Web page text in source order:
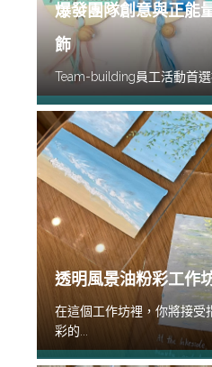
爆發團隊創意與正能
飾
Team-building員工活動首選
透明風景油粉彩工作
在這個工作坊裡，你將接受
彩的...